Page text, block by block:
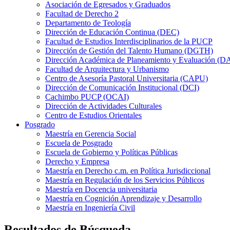
Asociación de Egresados y Graduados
Facultad de Derecho 2
Departamento de Teología
Dirección de Educación Continua (DEC)
Facultad de Estudios Interdisciplinarios de la PUCP
Dirección de Gestión del Talento Humano (DGTH)
Dirección Académica de Planeamiento y Evaluación
Facultad de Arquitectura y Urbanismo
Centro de Asesoría Pastoral Universitaria (CAPU)
Dirección de Comunicación Institucional (DCI)
Cachimbo PUCP (OCAI)
Dirección de Actividades Culturales
Centro de Estudios Orientales
Posgrado
Maestría en Gerencia Social
Escuela de Posgrado
Escuela de Gobierno y Políticas Públicas
Derecho y Empresa
Maestría en Derecho c.m. en Política Jurisdiccional
Maestría en Regulación de los Servicios Públicos
Maestría en Docencia universitaria
Maestría en Cognición Aprendizaje y Desarrollo
Maestría en Ingeniería Civil